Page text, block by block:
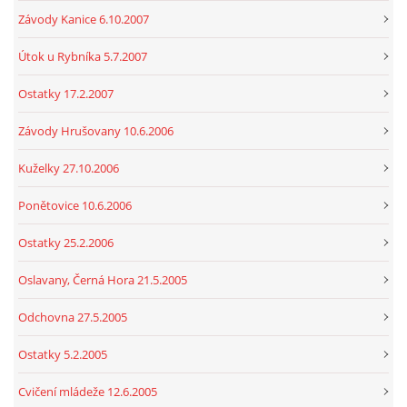
Závody Kanice 6.10.2007
Útok u Rybníka 5.7.2007
Ostatky 17.2.2007
Závody Hrušovany 10.6.2006
Kuželky 27.10.2006
Ponětovice 10.6.2006
Ostatky 25.2.2006
Oslavany, Černá Hora 21.5.2005
Odchovna 27.5.2005
Ostatky 5.2.2005
Cvičení mládeže 12.6.2005